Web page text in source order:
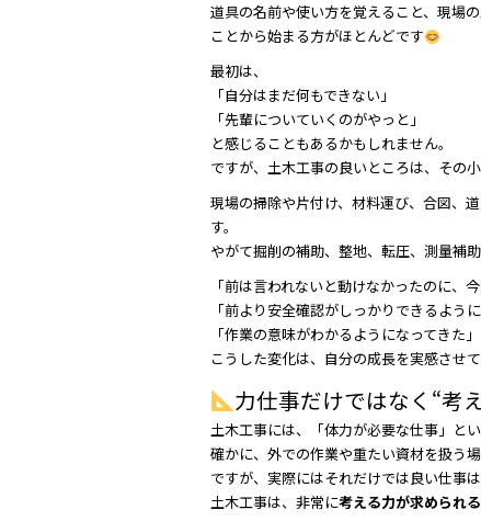
道具の名前や使い方を覚えること、現場
ことから始まる方がほとんどです
最初は、
「自分はまだ何もできない」
「先輩についていくのがやっと」
と感じることもあるかもしれません。
ですが、土木工事の良いところは、その
現場の掃除や片付け、材料運び、合図、
す。
やがて掘削の補助、整地、転圧、測量補
「前は言われないと動けなかったのに、
「前より安全確認がしっかりできるように
「作業の意味がわかるようになってきた」
こうした変化は、自分の成長を実感させ
力仕事だけではなく“考
土木工事には、「体力が必要な仕事」と
確かに、外での作業や重たい資材を扱う
ですが、実際にはそれだけでは良い仕事は
土木工事は、非常に考える力が求められ